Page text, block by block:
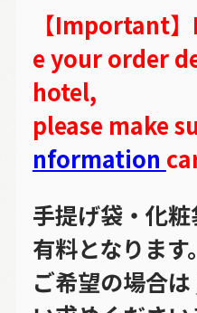
【Important
e your order
hotel,
please make
nformation
手提げ袋・化
有料となります。
ご希望の場合は